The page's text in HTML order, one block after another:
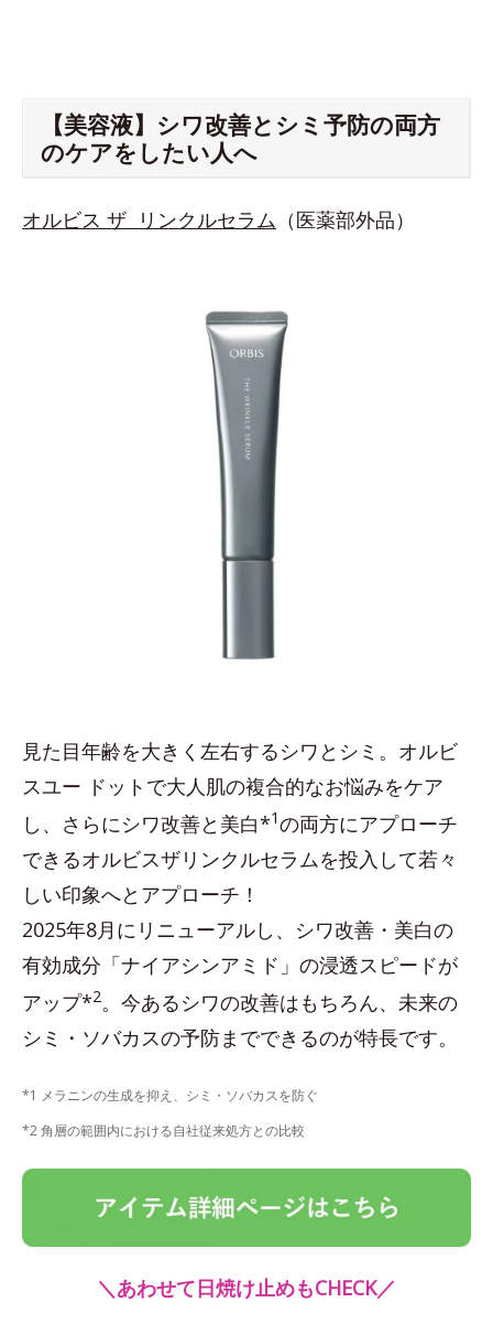
【美容液】シワ改善とシミ予防の両方
のケアをしたい人へ
オルビス ザ リンクルセラム （医薬部外品）
見た目年齢を大きく左右するシワとシミ。オルビ
スユー ドットで大人肌の複合的なお悩みをケア
し、さらにシワ改善と美白*1の両方にアプローチ
できるオルビスザリンクルセラムを投入して若々
しい印象へとアプローチ！
2025年8月にリニューアルし、シワ改善・美白の
有効成分「ナイアシンアミド」の浸透スピードが
アップ*2。今あるシワの改善はもちろん、未来の
シミ・ソバカスの予防までできるのが特長です。
*1 メラニンの生成を抑え、シミ・ソバカスを防ぐ
*2 角層の範囲内における自社従来処方との比較
＼あわせて日焼け止めもCHECK／